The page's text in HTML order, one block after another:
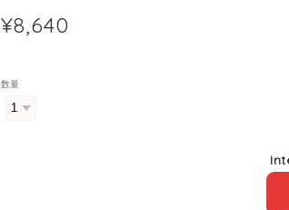
¥8,640
数量